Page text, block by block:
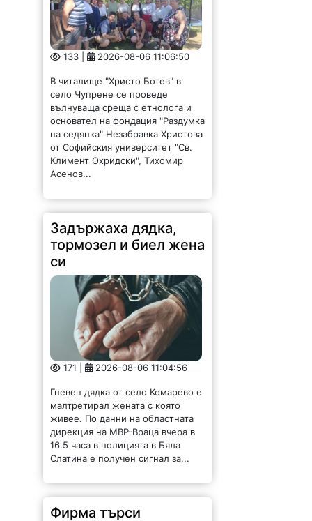
Задържаха дядка,
тормозел и биел жена
си
малтретирал жената с която
живее. По данни на областната
дирекция на МВР-Враца вчера в
16.5 часа в полицията в Бяла
Слатина е получен сигнал за...
Фирма търси
Технически
ръководител
асфалтополагане
Във връзка с изпълнението на
обекти на дружеството в Община